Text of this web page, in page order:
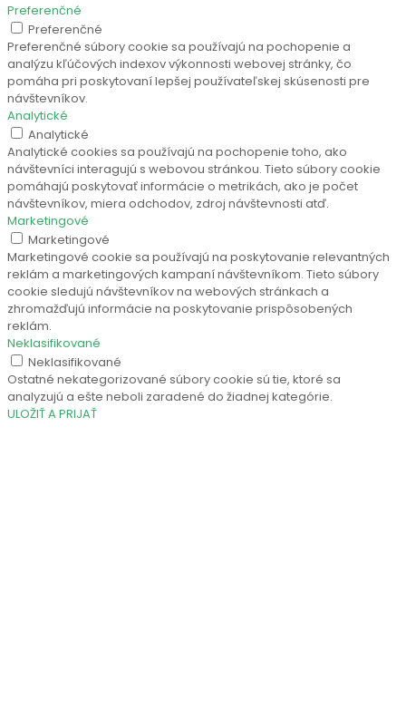
Preferenčné
Preferenčné
Preferenčné súbory cookie sa používajú na pochopenie a
analýzu kľúčových indexov výkonnosti webovej stránky, čo
pomáha pri poskytovaní lepšej používateľskej skúsenosti pre
návštevníkov.
Analytické
Analytické
Analytické cookies sa používajú na pochopenie toho, ako
návštevníci interagujú s webovou stránkou. Tieto súbory cookie
pomáhajú poskytovať informácie o metrikách, ako je počet
návštevníkov, miera odchodov, zdroj návštevnosti atď.
Marketingové
Marketingové
Marketingové cookie sa používajú na poskytovanie relevantných
reklám a marketingových kampaní návštevníkom. Tieto súbory
cookie sledujú návštevníkov na webových stránkach a
zhromažďujú informácie na poskytovanie prispôsobených
reklám.
Neklasifikované
Neklasifikované
Ostatné nekategorizované súbory cookie sú tie, ktoré sa
analyzujú a ešte neboli zaradené do žiadnej kategórie.
ULOŽIŤ A PRIJAŤ